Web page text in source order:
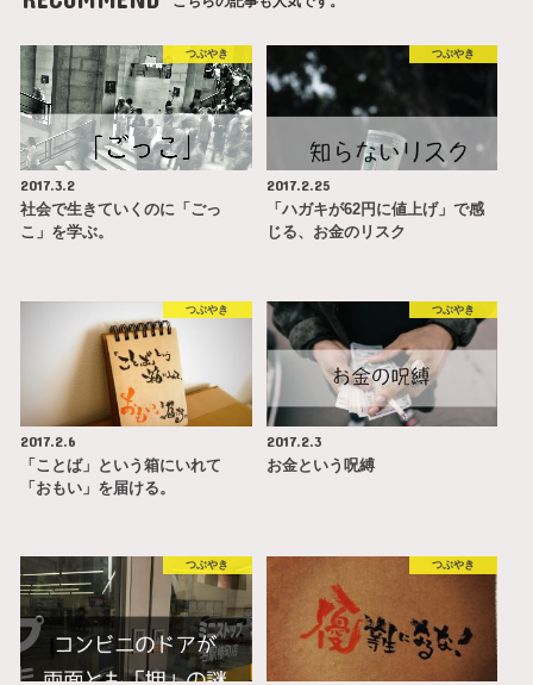
つぶやき
2017.3.2
社会で生きていくのに「ごっ
こ」を学ぶ。
つぶやき
2017.2.25
「ハガキが62円に値上げ」で感
じる、お金のリスク
つぶやき
2017.2.6
「ことば」という箱にいれて
「おもい」を届ける。
つぶやき
2017.2.3
お金という呪縛
つぶやき つぶやき